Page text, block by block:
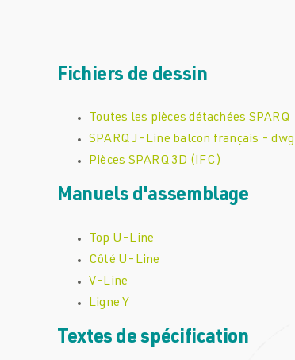
Fichiers de dessin
Toutes les pièces détachées SPARQ
SPARQ J-Line balcon français - dwg
Pièces SPARQ 3D (IFC)
Manuels d'assemblage
Top U-Line
Côté U-Line
V-Line
Ligne Y
Textes de spécification